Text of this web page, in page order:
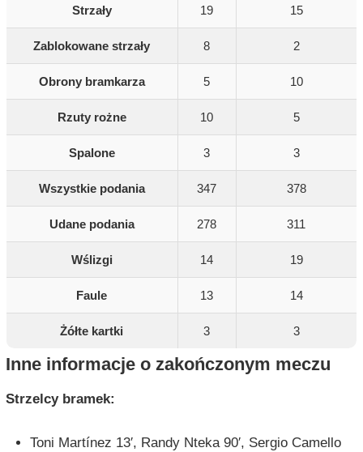
Strzały 19 15
Zablokowane strzały 8 2
Obrony bramkarza 5 10
Rzuty rożne 10 5
Spalone 3 3
Wszystkie podania 347 378
Udane podania 278 311
Wślizgi 14 19
Faule 13 14
Żółte kartki 3 3
Inne informacje o zakończonym meczu
Strzelcy bramek:
Toni Martínez 13′, Randy Nteka 90′, Sergio Camello